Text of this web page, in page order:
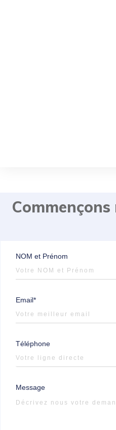
NOM et Prénom
Email*
Téléphone
Message